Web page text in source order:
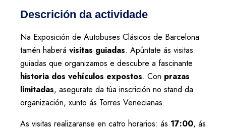
Descrición da actividade
Na Exposición de Autobuses Clásicos de Barcelona
tamén haberá visitas guiadas. Apúntate ás visitas
guiadas que organizamos e descubre a fascinante
historia dos vehículos expostos. Con prazas
limitadas, asegurate da túa inscrición no stand da
organización, xunto ás Torres Venecianas.
As visitas realizaranse en catro horarios: ás 17:00, ás